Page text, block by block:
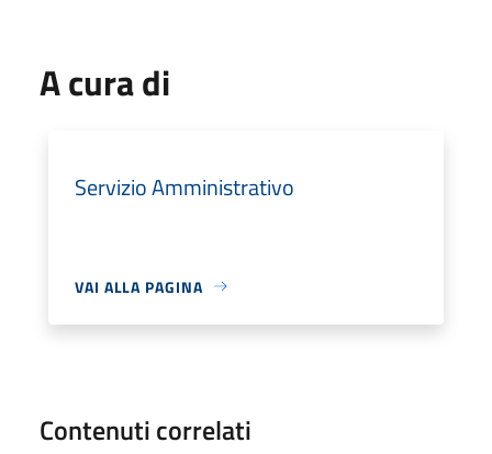
A cura di
Servizio Amministrativo
VAI ALLA PAGINA
Contenuti correlati